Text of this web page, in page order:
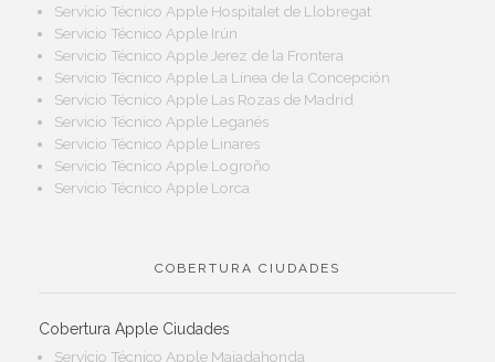
Servicio Técnico Apple Hospitalet de Llobregat
Servicio Técnico Apple Irún
Servicio Técnico Apple Jerez de la Frontera
Servicio Técnico Apple La Línea de la Concepción
Servicio Técnico Apple Las Rozas de Madrid
Servicio Técnico Apple Leganés
Servicio Técnico Apple Linares
Servicio Técnico Apple Logroño
Servicio Técnico Apple Lorca
COBERTURA CIUDADES
Cobertura Apple Ciudades
Servicio Técnico Apple Majadahonda